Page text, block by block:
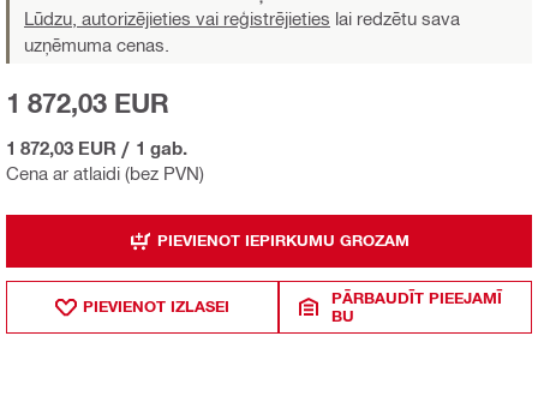
Lūdzu, autorizējieties vai reģistrējieties lai redzētu sava
uzņēmuma cenas.
Cena ar atlaidi (bez PVN)
1 872,03 EUR
1 872,03 EUR / 1 gab.
PIEVIENOT IEPIRKUMU GROZAM
PIEVIENOT IZLASEI
PĀRBAUDĪT PIEEJAMĪ
BU